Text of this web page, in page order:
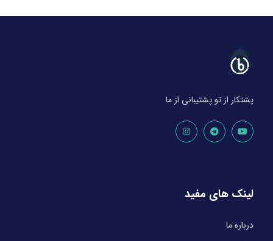
پشتکار از تو پشتیبانی از ما
لینک های مفید
درباره ما